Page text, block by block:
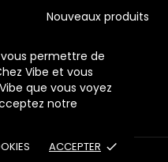
vous permettre de
Vibe et vous
que vous voyez
notre
ACCEPTER done
Nouveaux produits
Vibe Merch